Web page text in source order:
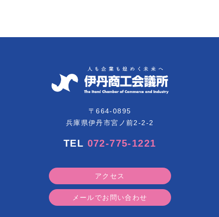
〒664-0895
兵庫県伊丹市宮ノ前2-2-2
TEL 072-775-1221
アクセス
メールでお問い合わせ